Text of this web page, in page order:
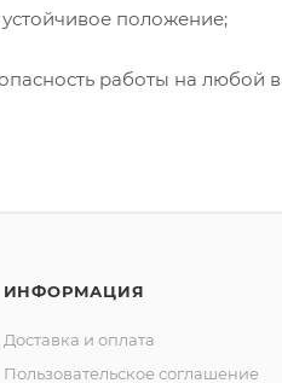
положение;
работы на любой
ИНФОРМАЦИЯ
Доставка и оплата
Пользовательское соглашение